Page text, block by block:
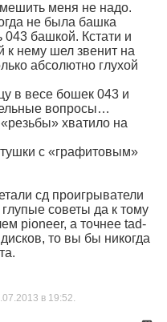
меня не надо.
не была башка
043 башкой. Кстати и
к нему шел звенит на
абсолютно глухой
в весе бошек 043 и
вопросы…
«резьбы» хватило на
с «графитовым»
сд проигрыватели
советы да к тому
pioneer, а точнее tad-
то вы бы никогда
в 19:52